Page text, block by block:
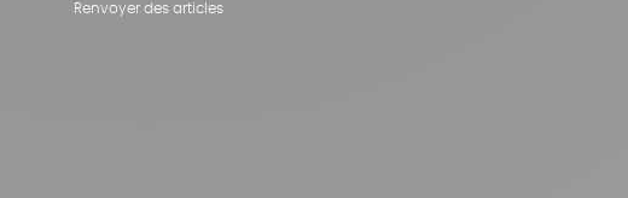
Renvoyer des articles